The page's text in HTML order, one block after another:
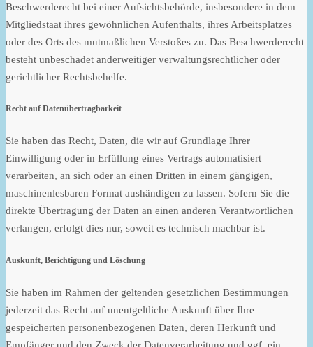
Beschwerderecht bei einer Aufsichtsbehörde, insbesondere in dem
Mitgliedstaat ihres gewöhnlichen Aufenthalts, ihres Arbeitsplatzes
oder des Orts des mutmaßlichen Verstoßes zu. Das Beschwerderecht
besteht unbeschadet anderweitiger verwaltungsrechtlicher oder
gerichtlicher Rechtsbehelfe.
Recht auf Daten­übertrag­barkeit
Sie haben das Recht, Daten, die wir auf Grundlage Ihrer
Einwilligung oder in Erfüllung eines Vertrags automatisiert
verarbeiten, an sich oder an einen Dritten in einem gängigen,
maschinenlesbaren Format aushändigen zu lassen. Sofern Sie die
direkte Übertragung der Daten an einen anderen Verantwortlichen
verlangen, erfolgt dies nur, soweit es technisch machbar ist.
Auskunft, Berichtigung und Löschung
Sie haben im Rahmen der geltenden gesetzlichen Bestimmungen
jederzeit das Recht auf unentgeltliche Auskunft über Ihre
gespeicherten personenbezogenen Daten, deren Herkunft und